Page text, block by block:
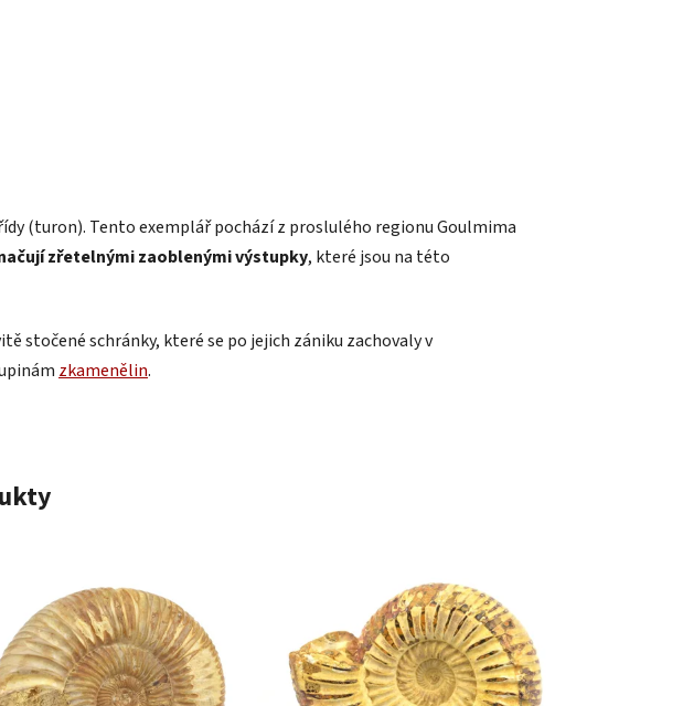
(turon). Tento exemplář pochází z proslulého regionu Goulmima
zřetelnými zaoblenými výstupky, které jsou na této
stočené schránky, které se po jejich zániku zachovaly v
zkamenělin.